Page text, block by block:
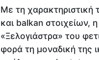
Με τη χαρακτηριστική
και balkan στοιχείων,
«Ξελογιάστρα» του
φορά τη μοναδική της